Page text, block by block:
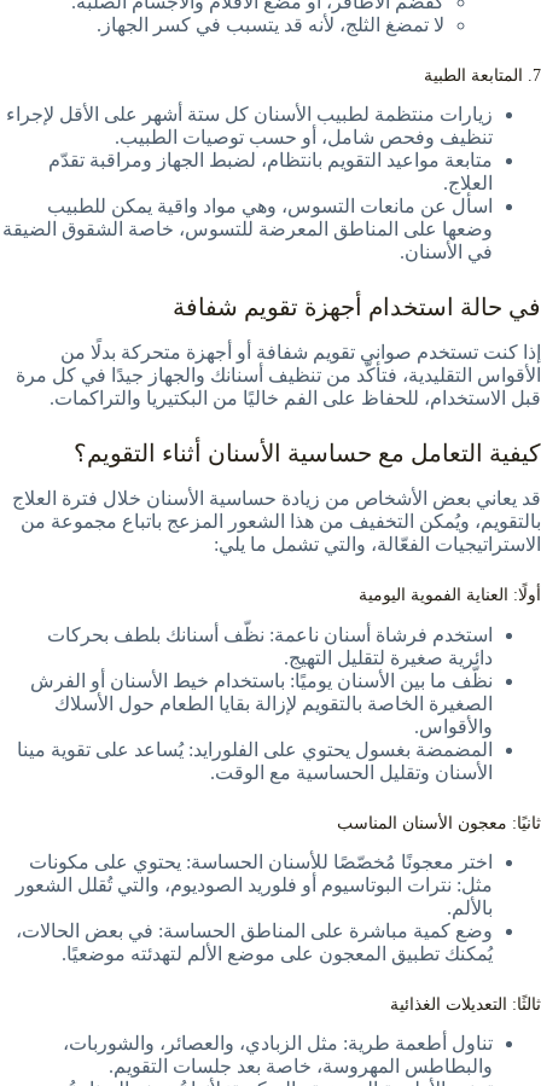
لا تمضغ الثلج، لأنه قد يتسبب في كسر الجهاز.
7. المتابعة الطبية
زيارات منتظمة لطبيب الأسنان كل ستة أشهر على الأقل لإجراء
تنظيف وفحص شامل، أو حسب توصيات الطبيب.
متابعة مواعيد التقويم بانتظام، لضبط الجهاز ومراقبة تقدّم
العلاج.
اسأل عن مانعات التسوس، وهي مواد واقية يمكن للطبيب
وضعها على المناطق المعرضة للتسوس، خاصة الشقوق الضيقة
في الأسنان.
في حالة استخدام أجهزة تقويم شفافة
إذا كنت تستخدم صواني تقويم شفافة أو أجهزة متحركة بدلًا من
الأقواس التقليدية، فتأكّد من تنظيف أسنانك والجهاز جيدًا في كل مرة
قبل الاستخدام، للحفاظ على الفم خاليًا من البكتيريا والتراكمات.
كيفية التعامل مع حساسية الأسنان أثناء التقويم؟
قد يعاني بعض الأشخاص من زيادة حساسية الأسنان خلال فترة العلاج
بالتقويم، ويُمكن التخفيف من هذا الشعور المزعج باتباع مجموعة من
الاستراتيجيات الفعّالة، والتي تشمل ما يلي:
أولًا: العناية الفموية اليومية
استخدم فرشاة أسنان ناعمة: نظّف أسنانك بلطف بحركات
دائرية صغيرة لتقليل التهيج.
نظّف ما بين الأسنان يوميًا: باستخدام خيط الأسنان أو الفرش
الصغيرة الخاصة بالتقويم لإزالة بقايا الطعام حول الأسلاك
والأقواس.
المضمضة بغسول يحتوي على الفلورايد: يُساعد على تقوية مينا
الأسنان وتقليل الحساسية مع الوقت.
ثانيًا: معجون الأسنان المناسب
اختر معجونًا مُخصّصًا للأسنان الحساسة: يحتوي على مكونات
مثل: نترات البوتاسيوم أو فلوريد الصوديوم، والتي تُقلل الشعور
بالألم.
وضع كمية مباشرة على المناطق الحساسة: في بعض الحالات،
يُمكنك تطبيق المعجون على موضع الألم لتهدئته موضعيًا.
ثالثًا: التعديلات الغذائية
تناول أطعمة طرية: مثل الزبادي، والعصائر، والشوربات،
والبطاطس المهروسة، خاصة بعد جلسات التقويم.